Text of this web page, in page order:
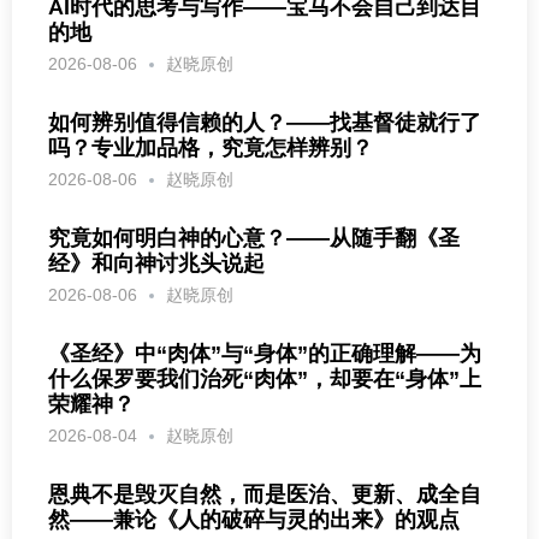
AI时代的思考与写作——宝马不会自己到达目
的地
2026-08-06 赵晓原创
如何辨别值得信赖的人？——找基督徒就行了
吗？专业加品格，究竟怎样辨别？
2026-08-06 赵晓原创
究竟如何明白神的心意？——从随手翻《圣
经》和向神讨兆头说起
2026-08-06 赵晓原创
《圣经》中“肉体”与“身体”的正确理解——为
什么保罗要我们治死“肉体”，却要在“身体”上
荣耀神？
2026-08-04 赵晓原创
恩典不是毁灭自然，而是医治、更新、成全自
然——兼论《人的破碎与灵的出来》的观点